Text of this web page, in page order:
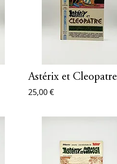
Astérix et Cleopatre
25,00 €